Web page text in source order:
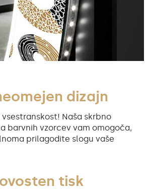
dizajn
Naša skrbno
barvnih vzorcev vam omogoča,
prilagodite slogu vaše
tisk